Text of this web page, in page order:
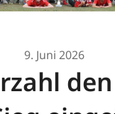
9. Juni 2026
den